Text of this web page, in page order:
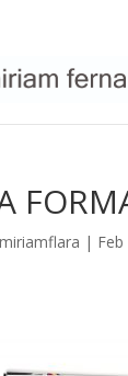
miriamflara |